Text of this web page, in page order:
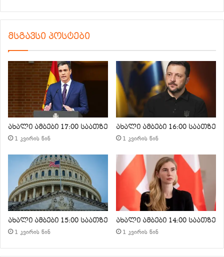
მსგავსი პოსტები
ახალი ამბები 17:00 საათზე
1 კვირის წინ
ახალი ამბები 16:00 საათზე
1 კვირის წინ
ახალი ამბები 15:00 საათზე
1 კვირის წინ
ახალი ამბები 14:00 საათზე
1 კვირის წინ